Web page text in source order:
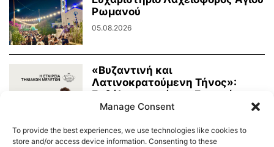
Ρωμανού
05.08.2026
«Βυζαντινή και
Λατινοκρατούμενη Τήνος»:
Εκδήλωση από την Εταιρεία
Τηνιακών Μελετών
Manage Consent
To provide the best experiences, we use technologies like cookies to
store and/or access device information. Consenting to these